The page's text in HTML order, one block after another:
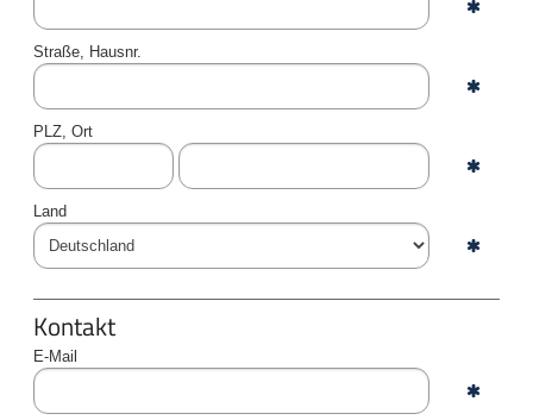
Straße, Hausnr.
PLZ, Ort
Land
Kontakt
E-Mail